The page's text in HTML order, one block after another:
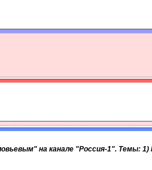
на канале "Россия-1". Темы: